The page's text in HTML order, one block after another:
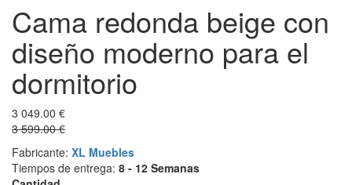
Cama redonda beige con
diseño moderno para el
dormitorio
3 049.00 €
3 599.00 €
Fabricante: XL Muebles
Tiempos de entrega: 8 - 12 Semanas